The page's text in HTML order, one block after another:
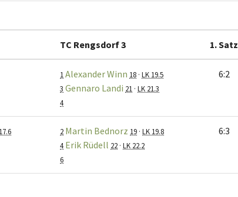
TC Rengsdorf 3 1. Satz
1 Alexander Winn 18 · LK 19.5
3 Gennaro Landi 21 · LK 21.3
4
6:2
2 Martin Bednorz 19 · LK 19.8
4 Erik Rüdell 22 · LK 22.2
6
6:3